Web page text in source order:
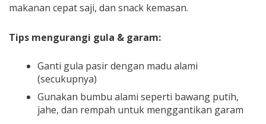
makanan cepat saji, dan snack kemasan.
Tips mengurangi gula & garam:
Ganti gula pasir dengan madu alami
(secukupnya)
Gunakan bumbu alami seperti bawang putih,
jahe, dan rempah untuk menggantikan garam